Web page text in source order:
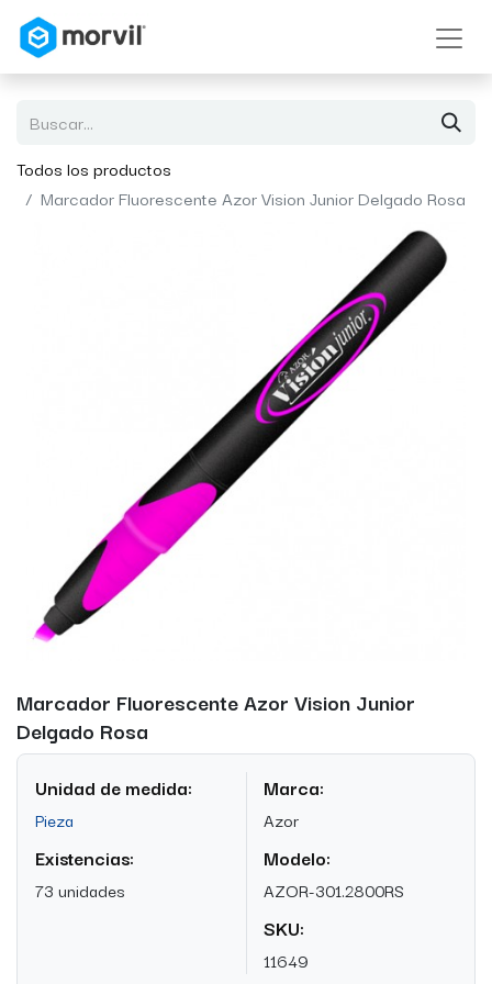
Todos los productos
Marcador Fluorescente Azor Vision Junior Delgado Rosa
Marcador Fluorescente Azor Vision Junior
Delgado Rosa
Unidad de medida:
Pieza
Existencias:
73 unidades
Marca:
Azor
Modelo:
AZOR-301.2800RS
SKU:
11649